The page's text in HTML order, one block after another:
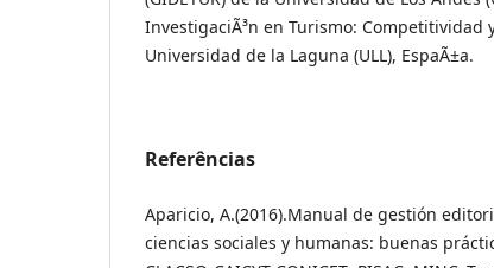
InvestigaciÃ³n en Turismo: Competitividad
Universidad de la Laguna (ULL), EspaÃ±a.
Referências
Aparicio, A.(2016).Manual de gestión
ciencias sociales y humanas: buenas